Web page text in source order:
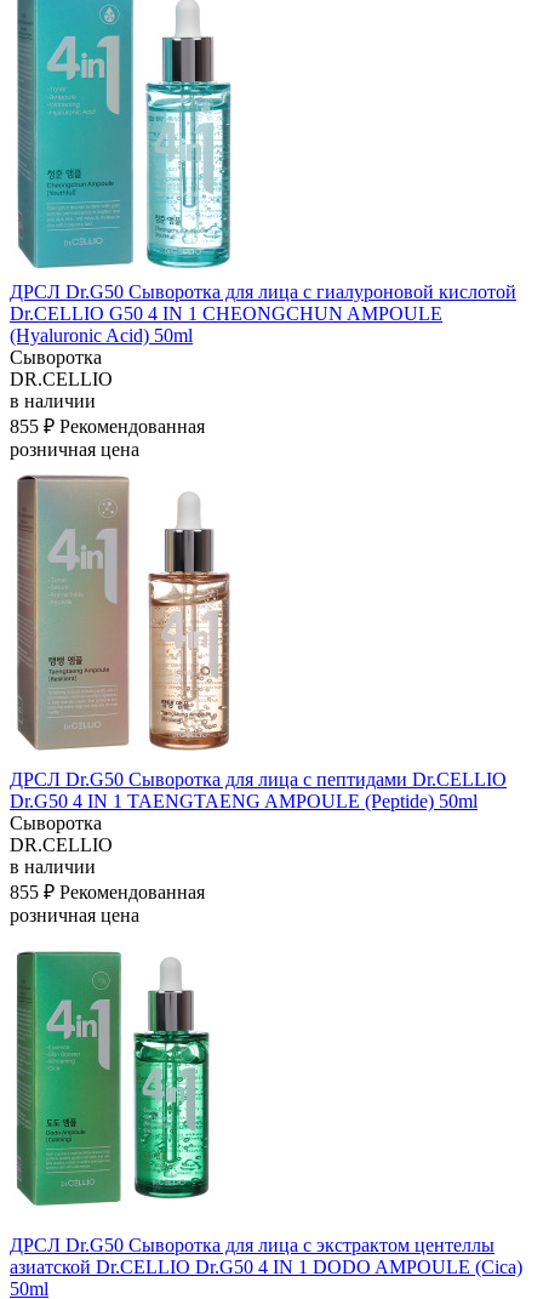
ДРСЛ Dr.G50 Сыворотка для лица с гиалуроновой кислотой
Dr.CELLIO G50 4 IN 1 CHEONGCHUN AMPOULE
(Hyaluronic Acid) 50ml
Сыворотка
DR.CELLIO
в наличии
855 ₽ Рекомендованная
розничная цена
ДРСЛ Dr.G50 Сыворотка для лица с пептидами Dr.CELLIO
Dr.G50 4 IN 1 TAENGTAENG AMPOULE (Peptide) 50ml
Сыворотка
DR.CELLIO
в наличии
855 ₽ Рекомендованная
розничная цена
ДРСЛ Dr.G50 Сыворотка для лица с экстрактом центеллы
азиатской Dr.CELLIO Dr.G50 4 IN 1 DODO AMPOULE (Cica)
50ml